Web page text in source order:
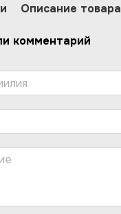
Описание товара
комментарий